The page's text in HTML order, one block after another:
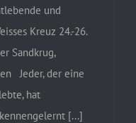
und
Kreuz 24.-26.
Sandkrug,
Jeder, der eine
hat
[...]